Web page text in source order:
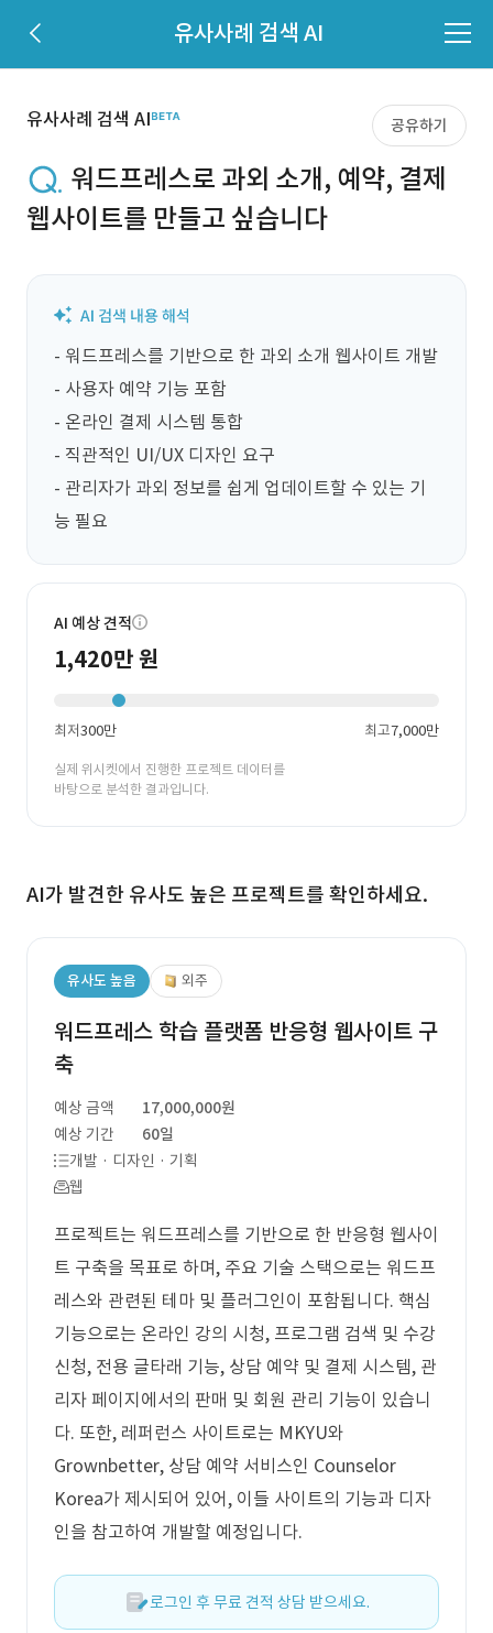
유사사례 검색 AI
유사사례 검색 AI 공유하기
워드프레스로 과외 소개, 예약, 결제
웹사이트를 만들고 싶습니다
- 워드프레스를 기반으로 한 과외 소개 웹사이트 개발
- 사용자 예약 기능 포함
- 온라인 결제 시스템 통합
- 직관적인 UI/UX 디자인 요구
- 관리자가 과외 정보를 쉽게 업데이트할 수 있는 기
능 필요
AI 예상 견적
1,420만 원
최저300만 최고7,000만
실제 위시켓에서 진행한 프로젝트 데이터를
바탕으로 분석한 결과입니다.
AI가 발견한 유사도 높은 프로젝트를 확인하세요.
유사도 높음 외주
워드프레스 학습 플랫폼 반응형 웹사이트 구
축
예상 금액
17,000,000원
예상 기간
60일
개발 · 디자인 · 기획
웹
프로젝트는 워드프레스를 기반으로 한 반응형 웹사이
트 구축을 목표로 하며, 주요 기술 스택으로는 워드프
레스와 관련된 테마 및 플러그인이 포함됩니다. 핵심
기능으로는 온라인 강의 시청, 프로그램 검색 및 수강
신청, 전용 글타래 기능, 상담 예약 및 결제 시스템, 관
리자 페이지에서의 판매 및 회원 관리 기능이 있습니
다. 또한, 레퍼런스 사이트로는 MKYU와
Grownbetter, 상담 예약 서비스인 Counselor
Korea가 제시되어 있어, 이들 사이트의 기능과 디자
인을 참고하여 개발할 예정입니다.
로그인 후 무료 견적 상담 받으세요.